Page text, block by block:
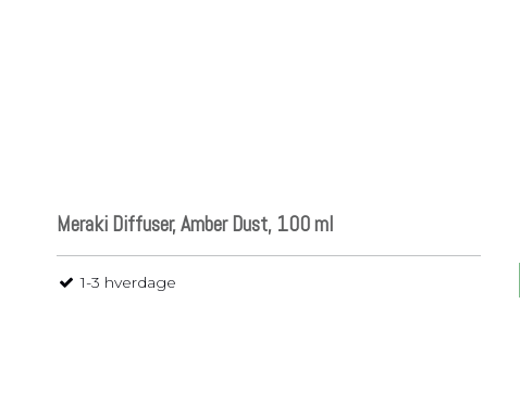
Meraki Diffuser, Amber Dust, 100 ml
1-3 hverdage